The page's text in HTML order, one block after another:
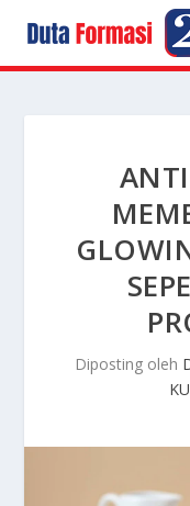
Diposting oleh